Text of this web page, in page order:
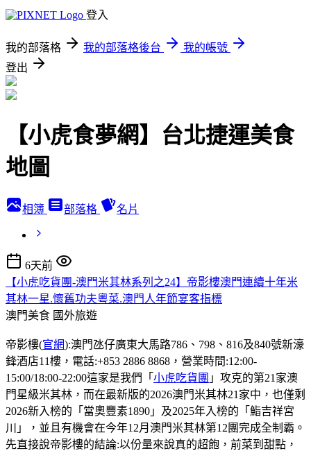
登入
我的部落格 我的部落格後台
我的帳號
登出
【小虎食夢網】台北捷運美食
地圖
相簿 部落格 名片
6天前
【小虎吃貨團-澳門米其林系列之24】帝影樓澳門連續十年米
其林一星.懷舊功夫粵菜.澳門人年節宴客指標
澳門美食 國外旅遊
帝影樓(官網):澳門氹仔廣東大馬路786、798、816及840號新濠
鋒酒店11樓，電話:+853 2886 8868，營業時間:12:00-
15:00/18:00-22:00這家是我們「 小虎吃貨團 」攻克的第21家澳
門星級米其林，而在最新版的2026澳門米其林21家中，也僅剩
2026新入榜的「當奧豐素1890」及2025年入榜的「鮨吉祥宮
川」，並且有機會在今年12月澳門米其林第12團完成全制霸。
先直接說帝影樓的結論:以份量來說真的超飽，前菜到甜點，